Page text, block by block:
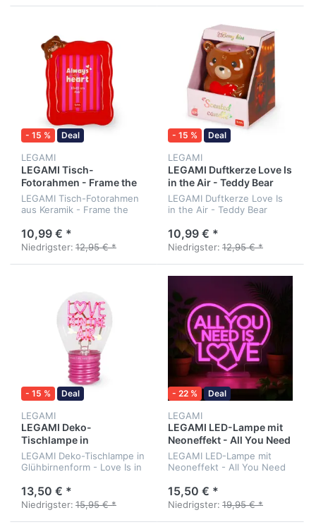
- 15 % Deal
LEGAMI
LEGAMI Tisch-
Fotorahmen - Frame the
Moment
LEGAMI Tisch-Fotorahmen
aus Keramik - Frame the
10,99 € *
Niedrigster: 12,95 € *
- 15 % Deal
LEGAMI
LEGAMI Duftkerze Love Is
in the Air - Teddy Bear
LEGAMI Duftkerze Love Is
in the Air - Teddy Bear
10,99 € *
Niedrigster: 12,95 € *
- 15 % Deal
LEGAMI
LEGAMI Deko-
Tischlampe in
Glühbirnenform - Love Is
in the Air
LEGAMI Deko-Tischlampe in
Glühbirnenform - Love Is in
13,50 € *
Niedrigster: 15,95 € *
- 22 % Deal
LEGAMI
LEGAMI LED-Lampe mit
Neoneffekt - All You Need
is Love
LEGAMI LED-Lampe mit
Neoneffekt - All You Need
15,50 € *
Niedrigster: 19,95 € *